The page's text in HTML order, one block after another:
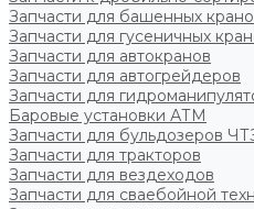
Запчасти для башенных
Запчасти для гусеничных
Запчасти для автокранов
Запчасти для автогрейдеров
Запчасти для
Баровые установки АТМ
Запчасти для бульдозеров
Запчасти для тракторов
Запчасти для вездеходов
Запчасти для сваебойной